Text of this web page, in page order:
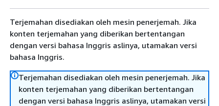
Terjemahan disediakan oleh mesin penerjemah. Jika
konten terjemahan yang diberikan bertentangan
dengan versi bahasa Inggris aslinya, utamakan versi
bahasa Inggris.
Terjemahan disediakan oleh mesin penerjemah. Jika
konten terjemahan yang diberikan bertentangan
dengan versi bahasa Inggris aslinya, utamakan versi